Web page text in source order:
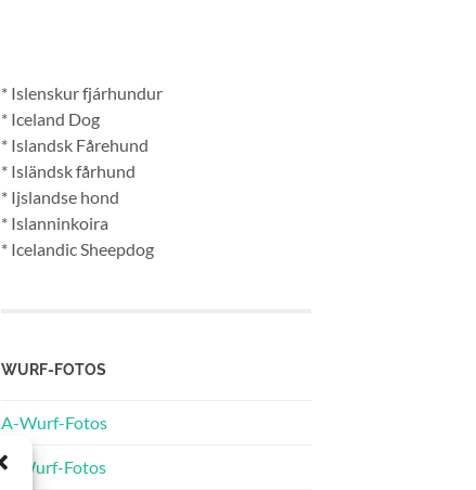
* Islenskur fjárhundur
* Iceland Dog
* Islandsk Fårehund
* Isländsk fårhund
* Ijslandse hond
* Islanninkoira
* Icelandic Sheepdog
WURF-FOTOS
A-Wurf-Fotos
B-Wurf-Fotos